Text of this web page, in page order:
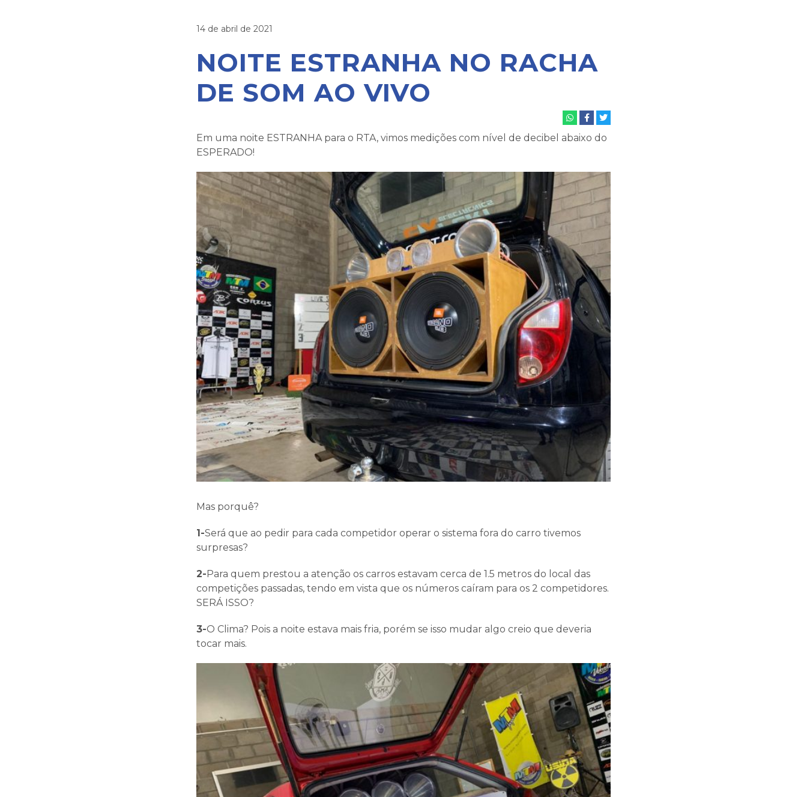
14 de abril de 2021
NOITE ESTRANHA NO RACHA
DE SOM AO VIVO
Em uma noite ESTRANHA para o RTA, vimos medições com nível de decibel abaixo do
ESPERADO!
Mas porquê?
1-Será que ao pedir para cada competidor operar o sistema fora do carro tivemos
surpresas?
2- Para quem prestou a atenção os carros estavam cerca de 1.5 metros do local das
competições passadas, tendo em vista que os números caíram para os 2 competidores.
SERÁ ISSO?
3-O Clima? Pois a noite estava mais fria, porém se isso mudar algo creio que deveria
tocar mais.